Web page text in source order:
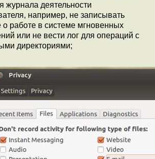
журнала деятельности
например, не записывать
работе в системе мгновенных
или не вести лог для операций с
директориями;